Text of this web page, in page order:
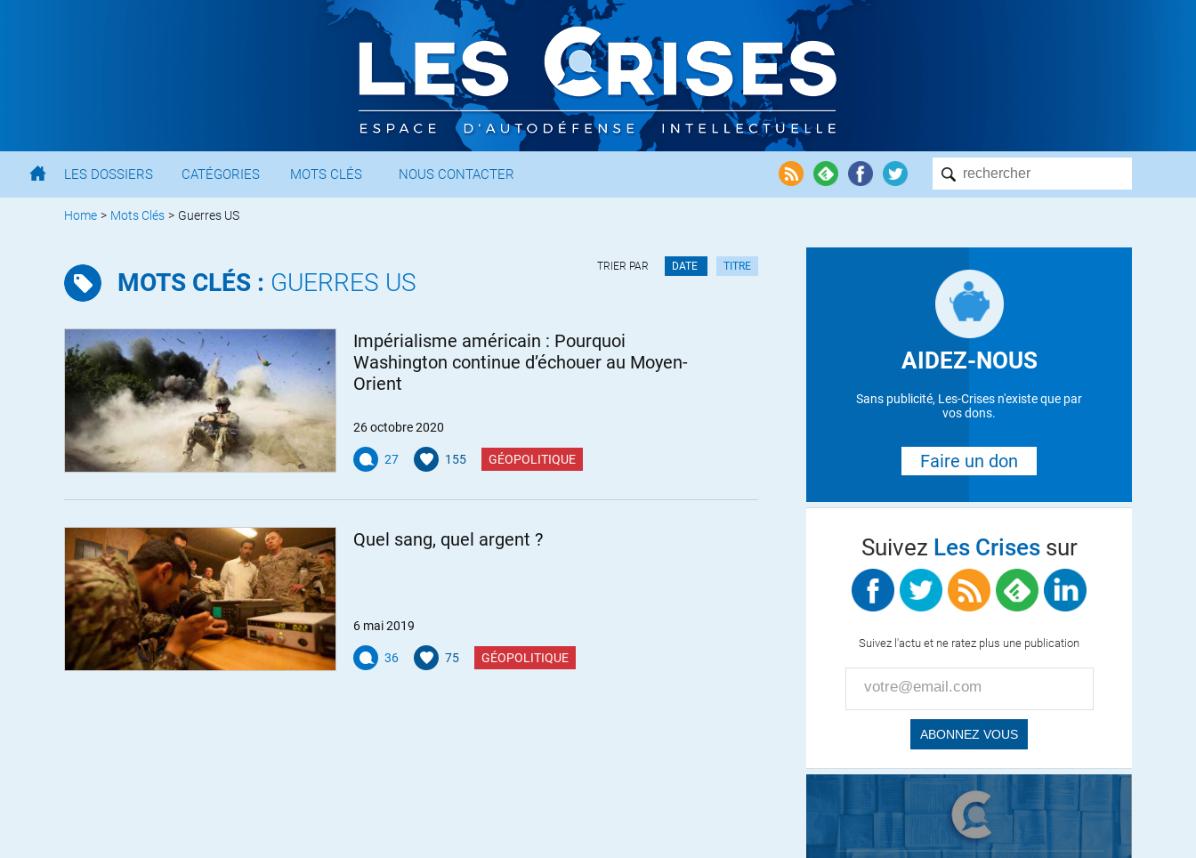
LES DOSSIERS CATÉGORIES MOTS CLÉS NOUS CONTACTER
Home > Mots Clés > Guerres US
MOTS CLÉS : GUERRES US
TRIER PAR DATE TITRE
Impérialisme américain : Pourquoi
Washington continue d’échouer au Moyen-
Orient
26 octobre 2020
27 155 GÉOPOLITIQUE
Quel sang, quel argent ?
6 mai 2019
36 75 GÉOPOLITIQUE
AIDEZ-NOUS
Sans publicité, Les-Crises n'existe que par
vos dons.
Faire un don
Suivez Les Crisessur
Suivez l'actu et ne ratez plus une publication